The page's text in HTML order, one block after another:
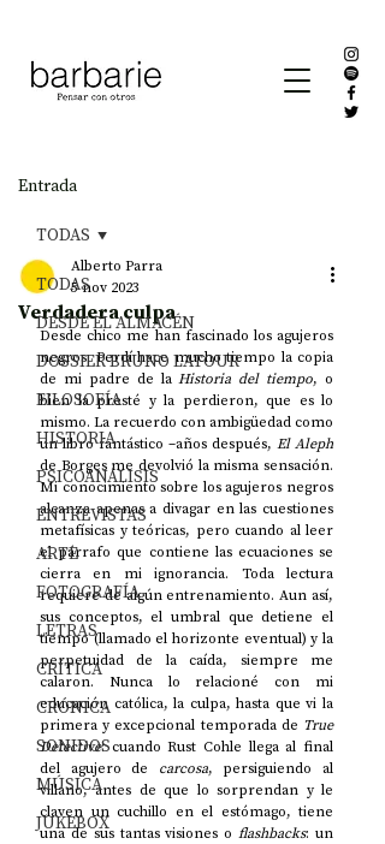
Entrada
TODAS
DESDE EL ALMACÉN
DOSSIER BRUNO LATOUR
FILOSOFÍA
HISTORIA
PSICOANÁLISIS
ENTREVISTAS
ARTE
FOTOGRAFÍA
LETRAS
CRÍTICA
CRÓNICA
SONIDOS
MÚSICA
JUKEBOX
TODAS
Verdadera culpa
Alberto Parra
5 nov 2023
Desde chico me han fascinado los agujeros
negros. Perdí hace mucho tiempo la copia
de mi padre de la Historia del tiempo, o
bien la presté y la perdieron, que es lo
mismo. La recuerdo con ambigüedad como
un libro fantástico –años después, El Aleph
de Borges me devolvió la misma sensación.
Mi conocimiento sobre los agujeros negros
alcanza apenas a divagar en las cuestiones
metafísicas y teóricas, pero cuando al leer
el párrafo que contiene las ecuaciones se
cierra en mi ignorancia. Toda lectura
requiere de algún entrenamiento. Aun así,
sus conceptos, el umbral que detiene el
tiempo (llamado el horizonte eventual) y la
perpetuidad de la caída, siempre me
calaron. Nunca lo relacioné con mi
educación católica, la culpa, hasta que vi la
primera y excepcional temporada de True
Detective: cuando Rust Cohle llega al final
del agujero de carcosa, persiguiendo al
villano, antes de que lo sorprendan y le
claven un cuchillo en el estómago, tiene
una de sus tantas visiones o flashbacks: un